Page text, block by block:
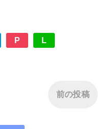
P L
前の投稿